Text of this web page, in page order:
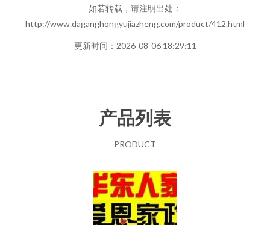
如若转载，请注明出处：
http://www.daganghongyujiazheng.com/product/412.html
更新时间：2026-08-06 18:29:11
产品列表
PRODUCT